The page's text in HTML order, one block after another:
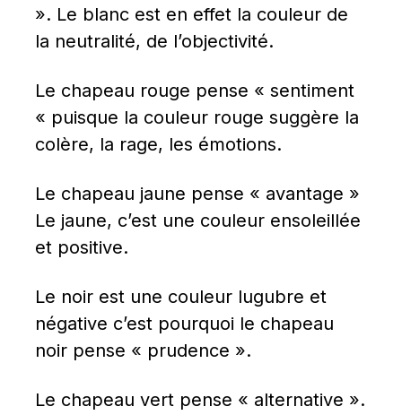
». Le blanc est en effet la couleur de
la neutralité, de l’objectivité.
Le chapeau rouge pense « sentiment
« puisque la couleur rouge suggère la
colère, la rage, les émotions.
Le chapeau jaune pense « avantage »
Le jaune, c’est une couleur ensoleillée
et positive.
Le noir est une couleur lugubre et
négative c’est pourquoi le chapeau
noir pense « prudence ».
Le chapeau vert pense « alternative ».